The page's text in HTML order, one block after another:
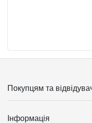
Покупцям та
Інформація